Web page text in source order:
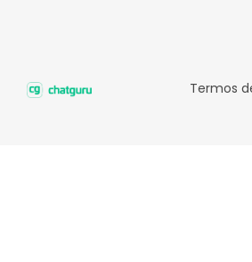
Termos